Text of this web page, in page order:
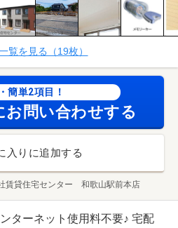
覧を見る（19枚）
簡単2項目！
お問い合わせする
入りに追加する
賃貸住宅センター 和歌山駅前本店
ターネット使用料不要♪ 宅配